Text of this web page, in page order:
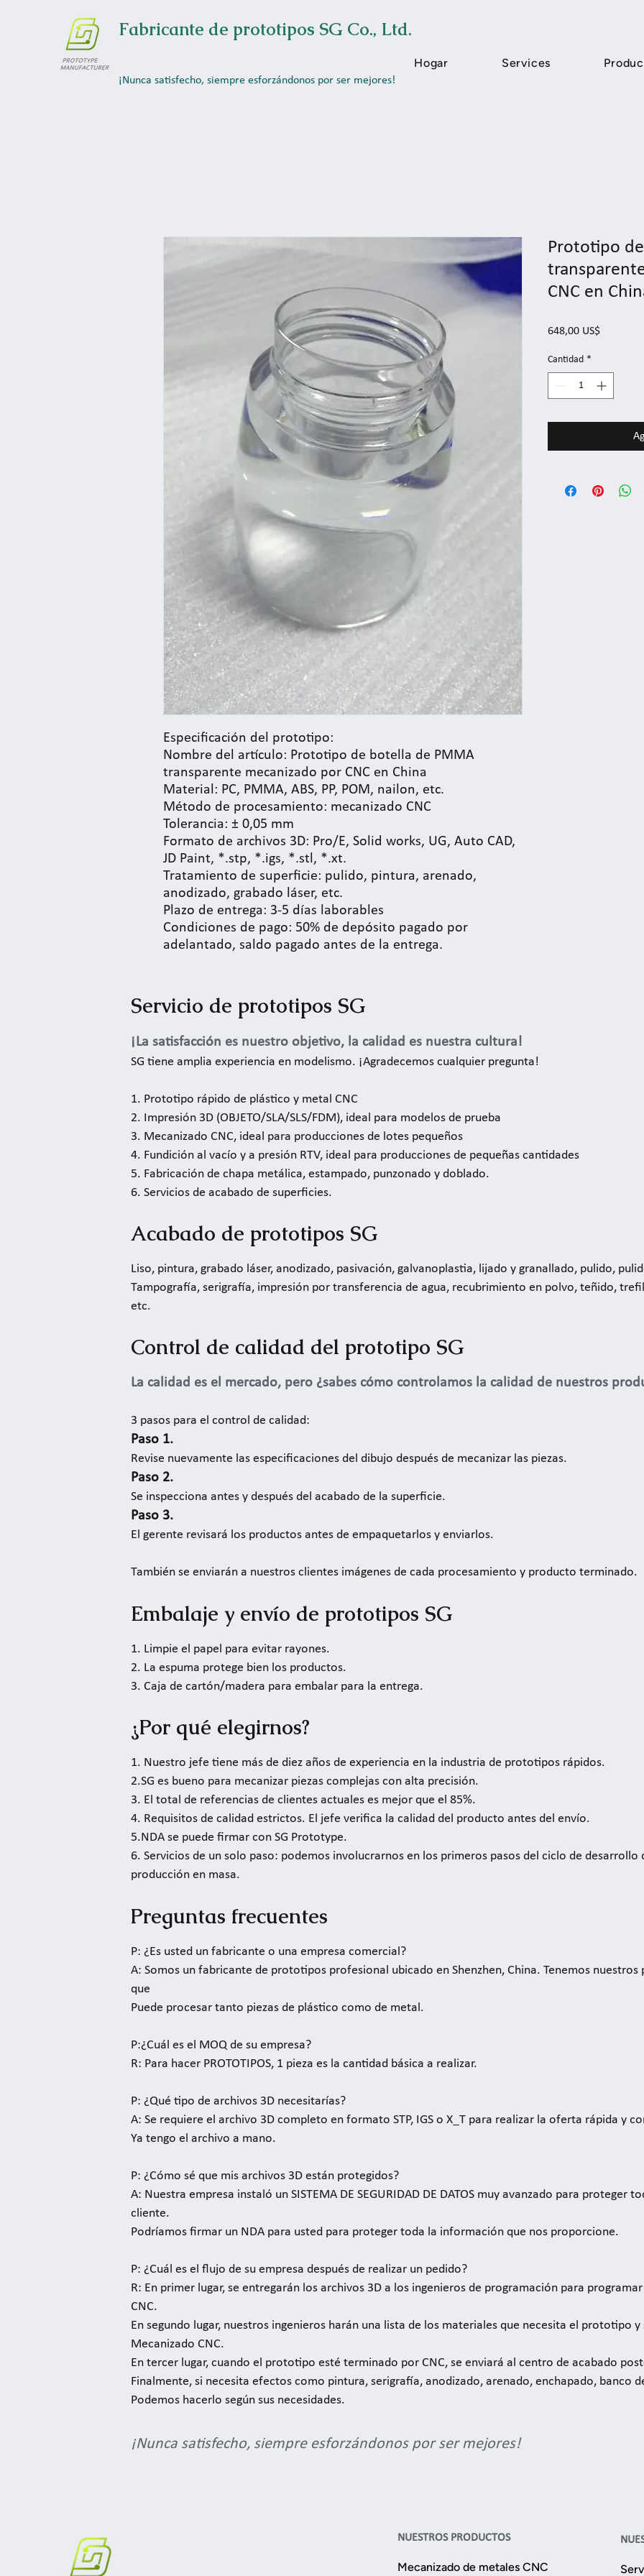
Fabricante de prototipos SG Co., Ltd.
¡Nunca satisfecho, siempre esforzándonos por ser mejores!
Hogar Services
Especificación del prototipo:
Nombre del artículo: Prototipo de botella de PMMA
transparente mecanizado por CNC en China
Material: PC, PMMA, ABS, PP, POM, nailon, etc.
Método de procesamiento: mecanizado CNC
Tolerancia: ± 0,05 mm
Formato de archivos 3D: Pro/E, Solid works, UG, Auto CAD,
JD Paint, *.stp, *.igs, *.stl, *.xt.
Tratamiento de superficie: pulido, pintura, arenado,
anodizado, grabado láser, etc.
Plazo de entrega: 3-5 días laborables
Condiciones de pago: 50% de depósito pagado por
adelantado, saldo pagado antes de la entrega.
Prototipo
CNC en
648,00 US$Precio
Cantidad *
Servicio de prototipos SG
¡La satisfacción es nuestro objetivo, la calidad es nuestra cultura!
SG tiene amplia experiencia en modelismo. ¡Agradecemos cualquier pregunta!
1. Prototipo rápido de plástico y metal CNC
2. Impresión 3D (OBJETO/SLA/SLS/FDM), ideal para modelos de prueba
3. Mecanizado CNC, ideal para producciones de lotes pequeños
4. Fundición al vacío y a presión RTV, ideal para producciones de pequeñas cantidades
5. Fabricación de chapa metálica, estampado, punzonado y doblado.
6. Servicios de acabado de superficies.
Acabado de prototipos SG
Liso, pintura, grabado láser, anodizado, pasivación, galvanoplastia, lijado y granallado, pulido,
Tampografía, serigrafía, impresión por transferencia de agua, recubrimiento en polvo, teñido,
etc.
Control de calidad del prototipo SG
La calidad es el mercado, pero ¿sabes cómo controlamos la calidad de nuestros
3 pasos para el control de calidad:
Paso 1.
Revise nuevamente las especificaciones del dibujo después de mecanizar las piezas.
Paso 2.
Se inspecciona antes y después del acabado de la superficie.
Paso 3.
El gerente revisará los productos antes de empaquetarlos y enviarlos.
También se enviarán a nuestros clientes imágenes de cada procesamiento y producto terminado.
Embalaje y envío de prototipos SG
1. Limpie el papel para evitar rayones.
2. La espuma protege bien los productos.
3. Caja de cartón/madera para embalar para la entrega.
¿Por qué elegirnos?
1. Nuestro jefe tiene más de diez años de experiencia en la industria de prototipos rápidos.
2.SG es bueno para mecanizar piezas complejas con alta precisión.
3. El total de referencias de clientes actuales es mejor que el 85%.
4. Requisitos de calidad estrictos. El jefe verifica la calidad del producto antes del envío.
5.NDA se puede firmar con SG Prototype.
6. Servicios de un solo paso: podemos involucrarnos en los primeros pasos del ciclo de desarrollo
producción en masa.
Preguntas frecuentes
P: ¿Es usted un fabricante o una empresa comercial?
A: Somos un fabricante de prototipos profesional ubicado en Shenzhen, China. Tenemos
que
Puede procesar tanto piezas de plástico como de metal.
P:¿Cuál es el MOQ de su empresa?
R: Para hacer PROTOTIPOS, 1 pieza es la cantidad básica a realizar.
P: ¿Qué tipo de archivos 3D necesitarías?
A: Se requiere el archivo 3D completo en formato STP, IGS o X_T para realizar la oferta rápida y
Ya tengo el archivo a mano.
P: ¿Cómo sé que mis archivos 3D están protegidos?
A: Nuestra empresa instaló un SISTEMA DE SEGURIDAD DE DATOS muy avanzado para proteger
cliente.
Podríamos firmar un NDA para usted para proteger toda la información que nos proporcione.
P: ¿Cuál es el flujo de su empresa después de realizar un pedido?
R: En primer lugar, se entregarán los archivos 3D a los ingenieros de programación para
CNC.
En segundo lugar, nuestros ingenieros harán una lista de los materiales que necesita el prototipo
Mecanizado CNC.
En tercer lugar, cuando el prototipo esté terminado por CNC, se enviará al centro de acabado
Finalmente, si necesita efectos como pintura, serigrafía, anodizado, arenado, enchapado, banco
Podemos hacerlo según sus necesidades.
¡Nunca satisfecho, siempre esforzándonos por ser mejores!
NUESTROS PRODUCTOS
Mecanizado de metales CNC